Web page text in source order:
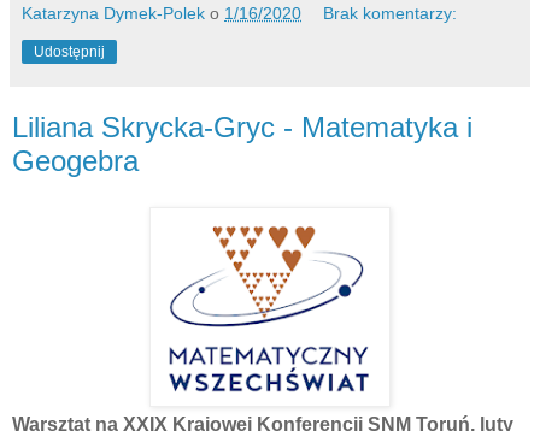
Katarzyna Dymek-Polek o 1/16/2020 Brak komentarzy:
Udostępnij
Liliana Skrycka-Gryc - Matematyka i
Geogebra
Warsztat na XXIX Krajowej Konferencji SNM Toruń, luty